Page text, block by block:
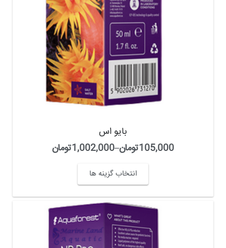
بایو اس
105,000تومان–
1,002,000تومان
انتخاب گزینه ها